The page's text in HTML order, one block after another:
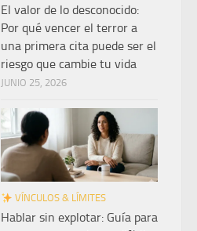
El valor de lo desconocido:
Por qué vencer el terror a
una primera cita puede ser el
riesgo que cambie tu vida
JUNIO 25, 2026
VÍNCULOS & LÍMITES
Hablar sin explotar: Guía para